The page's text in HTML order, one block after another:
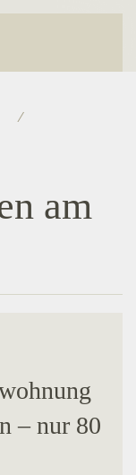
am
– nur 80